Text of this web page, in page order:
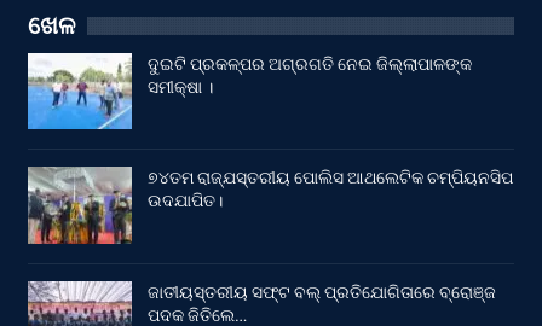
ଖେଳ
ଦୁଇଟି ପ୍ରକଳ୍ପର ଅଗ୍ରଗତି ନେଇ ଜିଲ୍ଲାପାଳଙ୍କ
ସମୀକ୍ଷା ।
୭୪ତମ ରାଜ୍ଯସ୍ତରୀୟ ପୋଲିସ ଆଥଲେଟିକ ଚମ୍ପିୟନସିପ
ଉଦଯାପିତ।
ଜାତୀୟସ୍ତରୀୟ ସଫ୍ଟ ବଲ୍ ପ୍ରତିଯୋଗିତାରେ ବ୍ରୋଞ୍ଜ
ପଦକ ଜିତିଲେ…